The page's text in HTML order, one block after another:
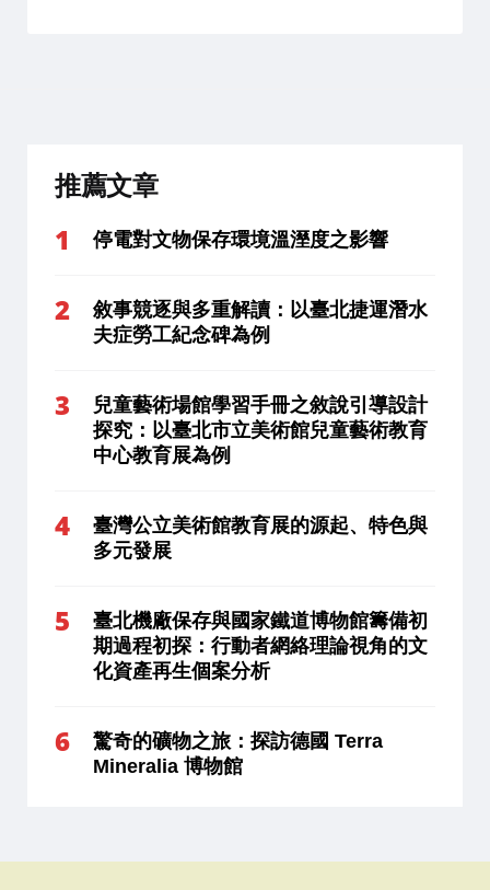
推薦文章
停電對文物保存環境溫溼度之影響
敘事競逐與多重解讀：以臺北捷運潛水
夫症勞工紀念碑為例
兒童藝術場館學習手冊之敘說引導設計
探究：以臺北市立美術館兒童藝術教育
中心教育展為例
臺灣公立美術館教育展的源起、特色與
多元發展
臺北機廠保存與國家鐵道博物館籌備初
期過程初探：行動者網絡理論視角的文
化資產再生個案分析
驚奇的礦物之旅：探訪德國 Terra
Mineralia 博物館